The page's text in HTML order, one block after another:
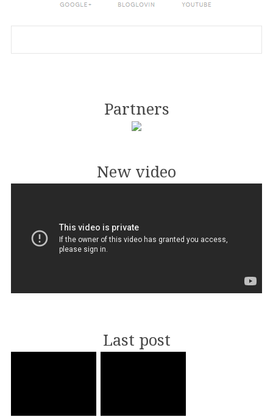
Partners
New video
Last post